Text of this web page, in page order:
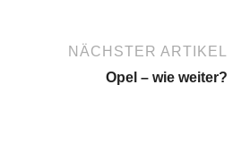
NÄCHSTER ARTIKEL
Opel – wie weiter?